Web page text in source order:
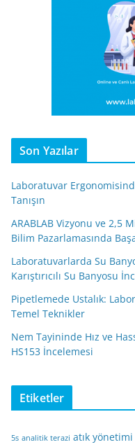
Son Yazılar
Laboratuvar
Tanışın
ARABLAB Vizyonu ve 2,5
Bilim Pazarlamasında
Laboratuvarlarda Su
Karıştırıcılı Su Banyosu
Pipetlemede Ustalık:
Temel Teknikler
Nem Tayininde Hız ve
HS153 İncelemesi
Etiketler
5s analitik terazi atık yönetimi